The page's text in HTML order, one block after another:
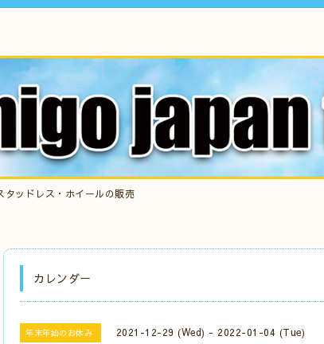
タッドレス・ホイールの販売
カレンダー
年末年始のお休み 2021-12-29 (Wed) - 2022-01-04 (Tue)